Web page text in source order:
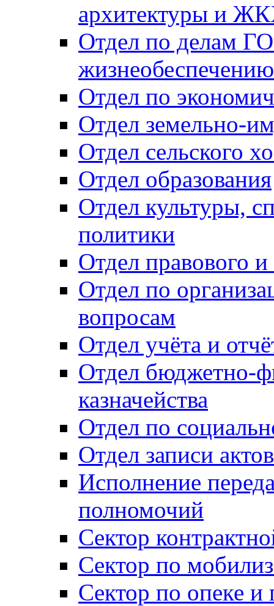
архитектуры и
Отдел по делам
Отдел по
Отдел земельно-
Отдел сельского
Отдел образования
Отдел культуры,
политики
Отдел правового
Отдел по
вопросам
Отдел учёта и
Отдел бюджетно-
казначейства
Отдел по
Отдел записи
Исполнение
полномочий
Сектор
Сектор по
Сектор по опеке и